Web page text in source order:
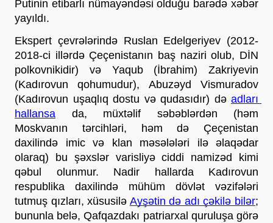
Putinin etibarlı nümayəndəsi olduğu barədə xəbər
yayıldı.
Ekspert çevrələrində Ruslan Edelgeriyev (2012-
2018-ci illərdə Çeçenistanın baş naziri olub, DİN
polkovnikidir) və Yaqub (İbrahim) Zakriyevin
(Kadırovun qohumudur), Abuzəyd Vismuradov
(Kadırovun uşaqlıq dostu və qudasıdır) də adları
hallansa da, müxtəlif səbəblərdən (həm
Moskvanın tərcihləri, həm də Çeçenistan
daxilində imic və klan məsələləri ilə əlaqədar
olaraq) bu şəxslər varisliyə ciddi namizəd kimi
qəbul olunmur. Nadir hallarda Kadırovun
respublika daxilində mühüm dövlət vəzifələri
tutmuş qızları, xüsusilə Ayşətin də adı çəkilə bilər;
bununla belə, Qafqazdakı patriarxal quruluşa görə